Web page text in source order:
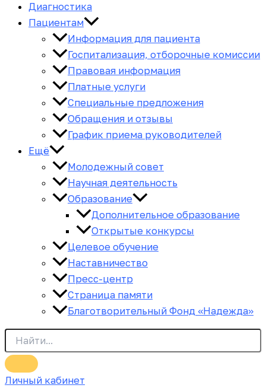
Диагностика
Пациентам
Информация для пациента
Госпитализация, отборочные комиссии
Правовая информация
Платные услуги
Специальные предложения
Обращения и отзывы
График приема руководителей
Ещё
Молодежный совет
Научная деятельность
Образование
Дополнительное образование
Открытые конкурсы
Целевое обучение
Наставничество
Пресс-центр
Страница памяти
Благотворительный Фонд «Надежда»
Личный кабинет